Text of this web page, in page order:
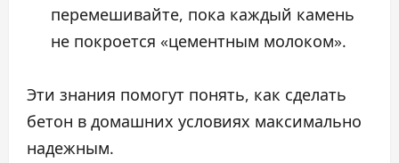
перемешивайте, пока каждый камень
не покроется «цементным молоком».
Эти знания помогут понять, как сделать
бетон в домашних условиях максимально
надежным.